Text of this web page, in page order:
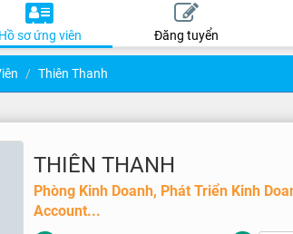
Hồ sơ ứng viên Đăng tuyển
Thiên Thanh
THIÊN THANH
Phòng Kinh Doanh, Phát Triển Kinh
Account...